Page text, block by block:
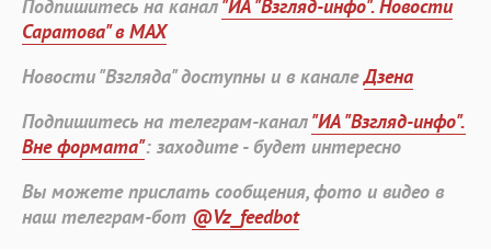
Подпишитесь на канал"ИА "Взгляд-инфо". Новости
Саратова" в MAX
Новости "Взгляда" доступны и в каналеДзена
Подпишитесь на телеграм-канал"ИА "Взгляд-инфо".
Вне формата": заходите - будет интересно
Вы можете прислать сообщения, фото и видео в
наш телеграм-бот @Vz_feedbot